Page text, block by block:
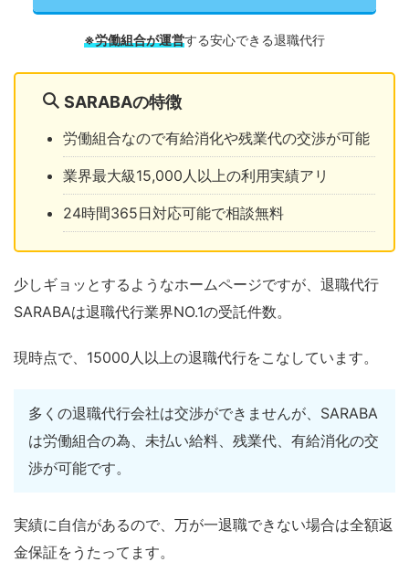
※労働組合が運営する安心できる退職代行
SARABAの特徴
労働組合なので有給消化や残業代の交渉が可能
業界最大級15,000人以上の利用実績アリ
24時間365日対応可能で相談無料
少しギョッとするようなホームページですが、退職代行
SARABAは退職代行業界NO.1の受託件数。
現時点で、15000人以上の退職代行をこなしています。
多くの退職代行会社は交渉ができませんが、SARABA
は労働組合の為、未払い給料、残業代、有給消化の交
渉が可能です。
実績に自信があるので、万が一退職できない場合は全額返
金保証をうたってます。